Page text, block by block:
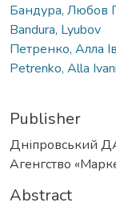
Бандура, Любов
Bandura, Lyubov
Петренко, Алла
Petrenko, Alla
Publisher
Дніпровський
Агенгство
Abstract